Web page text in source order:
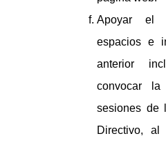
Apoyar el
espacios e
anterior
convocar la
sesiones de
Directivo,